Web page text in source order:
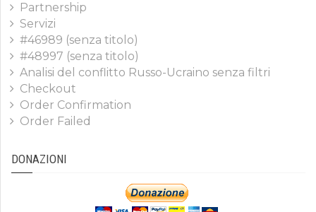
Partnership
Servizi
#46989 (senza titolo)
#48997 (senza titolo)
Analisi del conflitto Russo-Ucraino senza filtri
Checkout
Order Confirmation
Order Failed
DONAZIONI